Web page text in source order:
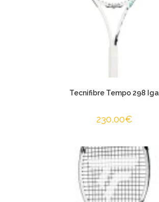
Tecnifibre Tempo 298 Iga
230,00€